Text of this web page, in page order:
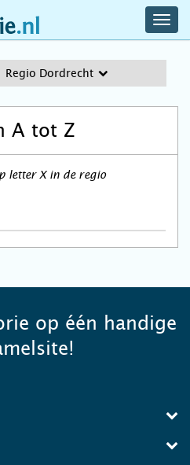
Regio Dordrecht
A tot Z
letter X in de regio
op één handige